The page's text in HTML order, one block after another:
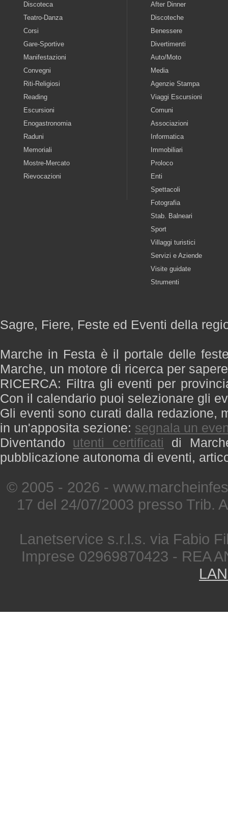
Discoteca
Teatro-Danza
Corsi
Gare-Sportive
Manifestazioni
Convegni
Riti-Religiosi
Reading
Escursioni
Enogastronomia
Raduni
Memoriali
Mostre-Mercato
Rievocazioni
After Dinner
Discoteche
Benessere
Divertimenti
Auto/Moto
Media
Agenzie Stampa
Viaggi Escursioni
Comuni
Associazioni
Informatica
Immobiliari
Proloco
Enti
Spettacoli
Fotografia
Stab. Balneari
Sport
Villaggi turistici
Servizi e Aziende
Visite guidate
Strumenti
Sagre, Fiere, Feste ed Eventi della
Marche in Festa è il portale delle
Marche, un motore di ricerca per
RICERCA: Filtra gli eventi per
Con il calendario puoi selezionare gli
Gli eventi sono curati dalla redazione,
in un'apposita sezione: segnala un
Diventando utenti certificati di
pubblicazione autonoma di eventi,
© 2005 - 2026 -
17 del 24/07/2003 presso Trib.
Lanetservice s.r.l.s. via Fabio
Imprese 02969870423 - REA